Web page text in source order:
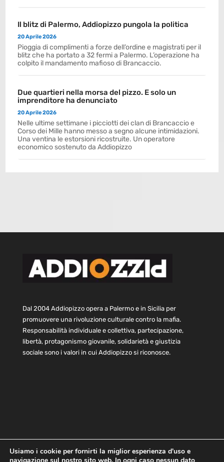
Il blitz di Palermo, Addiopizzo pungola la politica
20 Aprile 2026
Pioggia di complimenti a forze dell’ordine e magistrati per il
blitz che ha portato a 32 fermi a Palermo. L’operazione ha
colpito il mandamento mafioso di Brancaccio.
Due quartieri nella morsa del pizzo. E solo un
imprenditore ha denunciato
20 Aprile 2026
Nelle ultime settimane i picciotti dei clan di Brancaccio e
Corso dei Mille hanno messo a segno alcune intimidazioni.
Una ventina le estorsioni ricostruite. Un operatore
economico sostenuto da Addiopizzo
Dal 2004 Addiopizzo opera a Palermo e in Sicilia per
promuovere una rivoluzione culturale contro la mafia.
Responsabilità individuale e collettiva, partecipazione,
libertà, protagonismo giovanile, solidarietà e giustizia
sociale sono i valori in cui Addiopizzo si riconosce.
Home Statuto e bilancio
Contatti
Usiamo i cookie per fornirti la miglior esperienza d'uso e